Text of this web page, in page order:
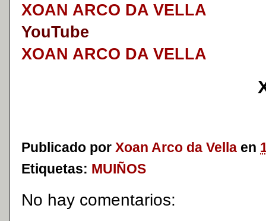
XOAN ARCO DA VELLA
YouTube
XOAN ARCO DA VELLA
Publicado por Xoan Arco da Vella en
Etiquetas: MUIÑOS
No hay comentarios: